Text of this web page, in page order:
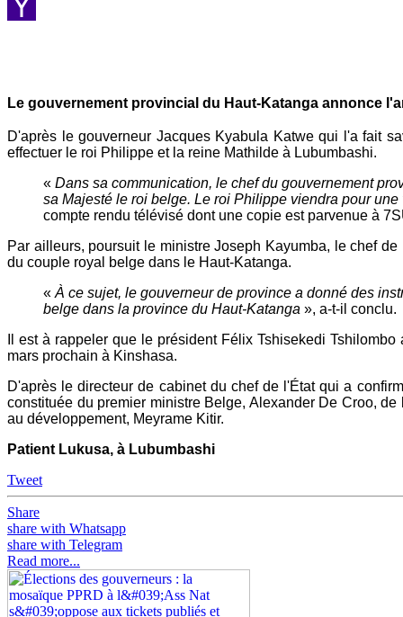
Viber
Le gouvernement provincial du Haut-Katanga annonce
D'après le gouverneur Jacques Kyabula Katwe qui l'a fait
effectuer le roi Philippe et la reine Mathilde à Lubumbashi.
« Dans sa communication, le chef du gouvernement
sa Majesté le roi belge. Le roi Philippe viendra pour une
compte rendu télévisé dont une copie est parvenue à
Par ailleurs, poursuit le ministre Joseph Kayumba, le chef
du couple royal belge dans le Haut-Katanga.
« À ce sujet, le gouverneur de province a donné des
belge dans la province du Haut-Katanga », a-t-il conclu.
Il est à rappeler que le président Félix Tshisekedi
mars prochain à Kinshasa.
D'après le directeur de cabinet du chef de l'État qui a
constituée du premier ministre Belge, Alexander De Croo,
au développement, Meyrame Kitir.
Patient Lukusa, à Lubumbashi
Tweet
Share
share with Whatsapp
share with Telegram
Read more...